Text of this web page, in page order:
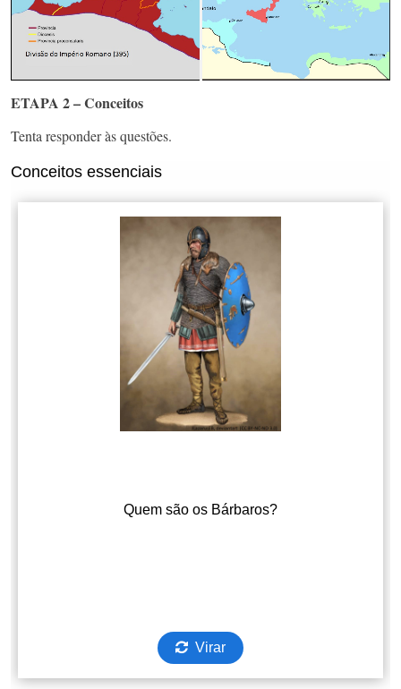
ETAPA 2 – Conceitos
Tenta responder às questões.